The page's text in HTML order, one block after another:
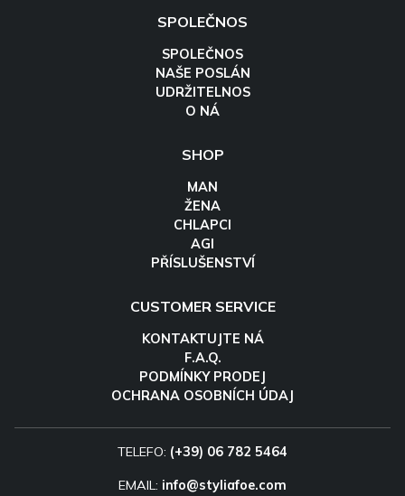
SPOLEČNOS
SPOLEČNOS
NAŠE POSLÁN
UDRŽITELNOS
O NÁ
SHOP
MAN
ŽENA
CHLAPCI
AGI
PŘÍSLUŠENSTVÍ
CUSTOMER SERVICE
KONTAKTUJTE NÁ
F.A.Q.
PODMÍNKY PRODEJ
OCHRANA OSOBNÍCH ÚDAJ
TELEFO: (+39) 06 782 5464
EMAIL: info@styliafoe.com